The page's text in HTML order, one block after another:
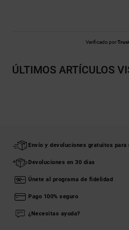
Verificado por
ÚLTIMOS ARTÍCULOS
Envío y devoluciones gratuitos para
Devoluciones en 30 días
Únete al programa de fidelidad
Pago 100% seguro
¿Necesitas ayuda?